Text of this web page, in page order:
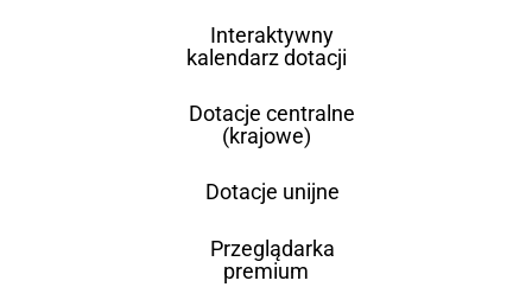
Interaktywny
kalendarz dotacji
Dotacje centralne
(krajowe)
Dotacje unijne
Przeglądarka
premium